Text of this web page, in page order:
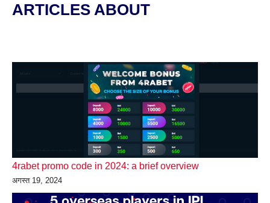
ARTICLES ABOUT
4rabet promo code in 2024: a brief overview
अगस्त 19, 2024